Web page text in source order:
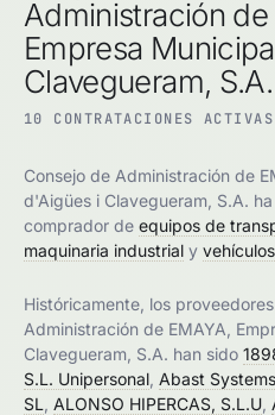
Administración de
Empresa
Clavegueram, S.A.
10 CONTRATACIONES ACTIVAS
Consejo de Administración de
d'Aigües i Clavegueram, S.A.
comprador de equipos de
maquinaria industrial y
Históricamente, los
Administración de EMAYA,
Clavegueram, S.A. han sido
S.L. Unipersonal Abast
SL ALONSO HIPERCAS, S.L.U